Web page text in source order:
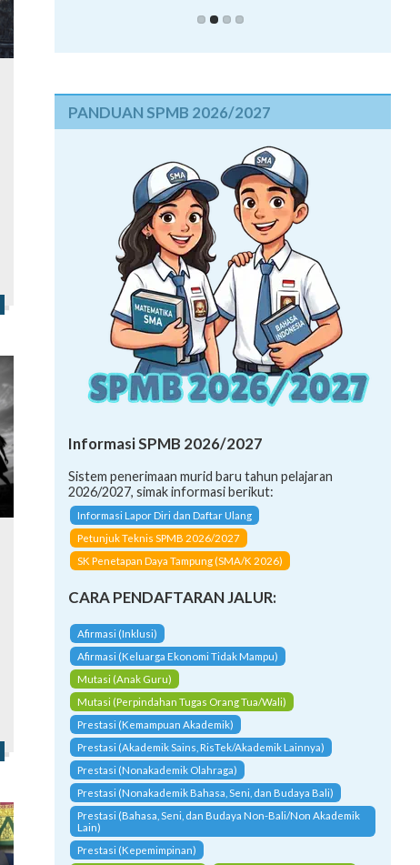
PANDUAN SPMB 2026/2027
Informasi SPMB 2026/2027
Sistem penerimaan murid baru tahun pelajaran
2026/2027, simak informasi berikut:
Informasi Lapor Diri dan Daftar Ulang
Petunjuk Teknis SPMB 2026/2027
SK Penetapan Daya Tampung (SMA/K 2026)
CARA PENDAFTARAN JALUR:
Afirmasi (Inklusi)
Afirmasi (Keluarga Ekonomi Tidak Mampu)
Mutasi (Anak Guru)
Mutasi (Perpindahan Tugas Orang Tua/Wali)
Prestasi (Kemampuan Akademik)
Prestasi (Akademik Sains, RisTek/Akademik Lainnya)
Prestasi (Nonakademik Olahraga)
Prestasi (Nonakademik Bahasa, Seni, dan Budaya Bali)
Prestasi (Bahasa, Seni, dan Budaya Non-Bali/Non Akademik
Lain)
Prestasi (Kepemimpinan)